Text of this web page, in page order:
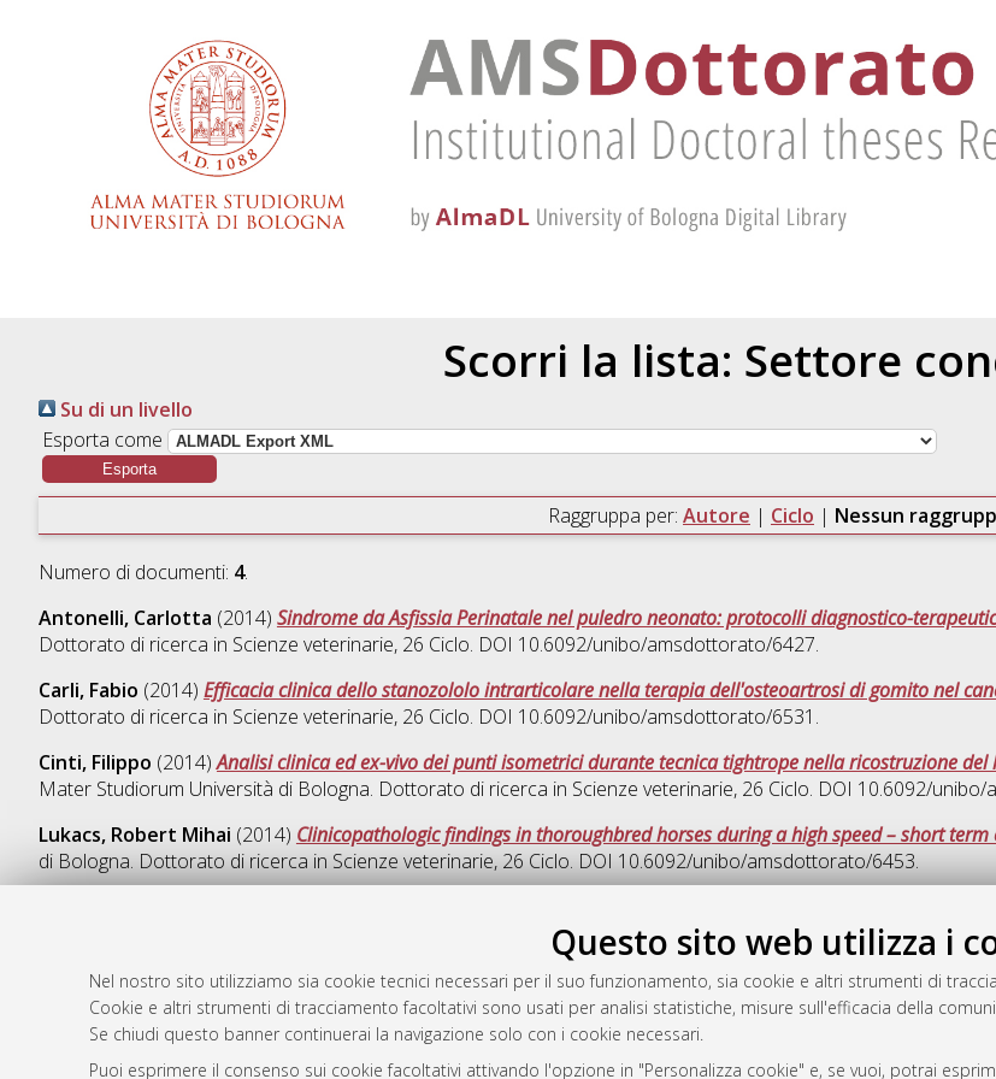
Questo sito web utilizza i
Nel nostro sito utilizziamo sia cookie tecnici necessari per il suo funzionamento, sia cookie e altri strumenti di
Cookie e altri strumenti di tracciamento facoltativi sono usati per analisi statistiche, misure sull'efficacia della
Se chiudi questo banner continuerai la navigazione solo con i cookie necessari.
Puoi esprimere il consenso sui cookie facoltativi attivando l'opzione in "Personalizza cookie" e, se vuoi, potrai
Scorri la lista: Settore
Su di un livello
Esporta come
Raggruppa per: Autore | Ciclo | Nessun
Numero di documenti: 4.
Antonelli, Carlotta (2014) Sindrome da Asfissia Perinatale nel puledro neonato: protocolli diagnostico-
Dottorato di ricerca in Scienze veterinarie, 26 Ciclo. DOI 10.6092/unibo/amsdottorato/6427.
Carli, Fabio (2014) Efficacia clinica dello stanozololo intrarticolare nella terapia dell'osteoartrosi di gomito nel
Dottorato di ricerca in Scienze veterinarie, 26 Ciclo. DOI 10.6092/unibo/amsdottorato/6531.
Cinti, Filippo (2014)Analisi clinica ed ex-vivo dei punti isometrici durante tecnica tightrope nella ricostruzione
Mater Studiorum Università di Bologna. Dottorato di ricerca in Scienze veterinarie, 26 Ciclo. DOI 10.6092/
Lukacs, Robert Mihai (2014) Clinicopathologic findings in thoroughbred horses during a high speed – short
di Bologna. Dottorato di ricerca in Scienze veterinarie, 26 Ciclo. DOI 10.6092/unibo/amsdottorato/6453.
Atom
Rss 1.0
AMS Dottorato
ISSN: 2038-7946
Servizio implementato e gestito da